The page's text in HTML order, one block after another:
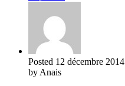
Posted 12 décembre 2014
by Anais